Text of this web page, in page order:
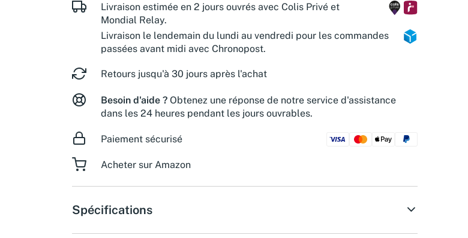
Livraison estimée en 2 jours ouvrés avec Colis Privé et
Mondial Relay.
Livraison le lendemain du lundi au vendredi pour les commandes
passées avant midi avec Chronopost.
Retours jusqu'à 30 jours après l'achat
Besoin d'aide ? Obtenez une réponse de notre service d'assistance
dans les 24 heures pendant les jours ouvrables.
Paiement sécurisé
Acheter sur Amazon
Spécifications